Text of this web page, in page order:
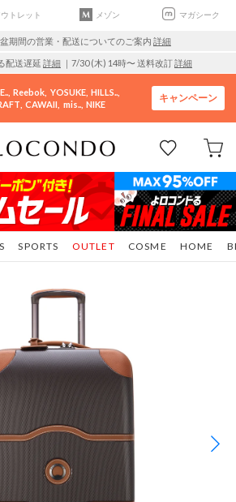
トレット メゾン マガシーク
盆期間の営業・配送についてのご案内 詳細
配送遅延 詳細 ｜7/30 (木) 14時〜 送料改訂詳細
Reebok YOSUKE HILLS..
CAWAII mis.. NIKE
キャンペーン
SPORTS COSME HOME
OUTLET